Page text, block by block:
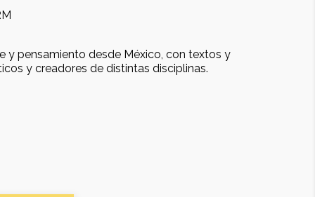
y pensamiento desde México, con textos y
y creadores de distintas disciplinas.